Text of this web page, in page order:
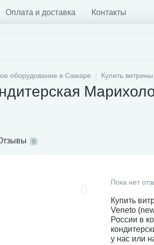
Оплата и доставка Контакты
оборудование в Самаре Купить
0
Пока нет
Купить
Veneto
России в
у нас или